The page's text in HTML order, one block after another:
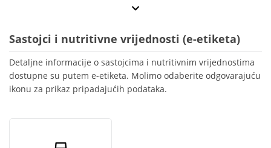
Sastojci i nutritivne vrijednosti (e-etiketa)
Detaljne informacije o sastojcima i nutritivnim vrijednostima
dostupne su putem e-etiketa. Molimo odaberite odgovarajuću
ikonu za prikaz pripadajućih podataka.